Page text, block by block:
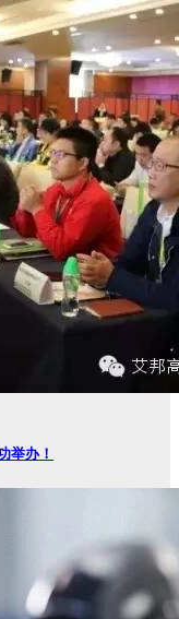
举办！